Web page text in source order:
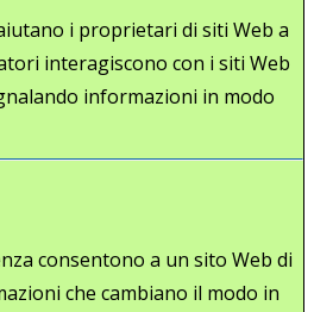
i proprietari di siti Web a
interagiscono con i siti Web
informazioni in modo
consentono a un sito Web di
che cambiano il modo in